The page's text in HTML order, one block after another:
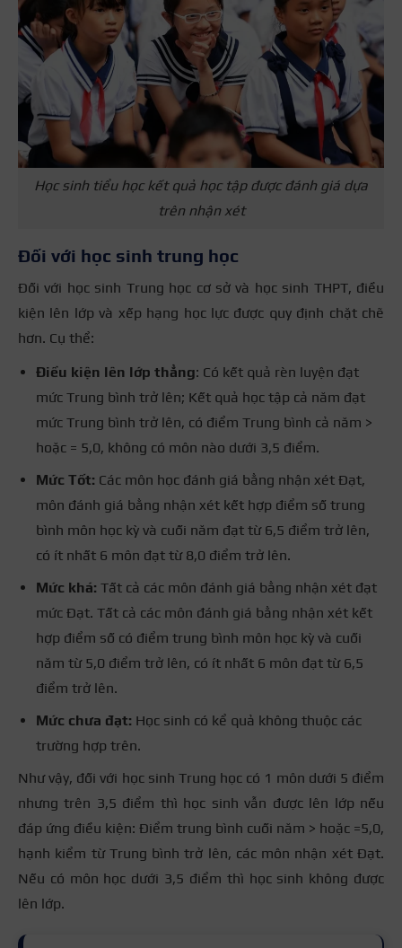
Học sinh tiểu học kết quả học tập được đánh giá dựa
trên nhận xét
Đối với học sinh trung học
Đối với học sinh Trung học cơ sở và học sinh THPT, điều
kiện lên lớp và xếp hạng học lực được quy định chặt chẽ
hơn. Cụ thể:
Điều kiện lên lớp thẳng: Có kết quả rèn luyện đạt
mức Trung bình trở lên; Kết quả học tập cả năm đạt
mức Trung bình trở lên, có điểm Trung bình cả năm >
hoặc = 5,0, không có môn nào dưới 3,5 điểm.
Mức Tốt: Các môn học đánh giá bằng nhận xét Đạt,
môn đánh giá bằng nhận xét kết hợp điểm số trung
bình môn học kỳ và cuối năm đạt từ 6,5 điểm trở lên,
có ít nhất 6 môn đạt từ 8,0 điểm trở lên.
Mức khá: Tất cả các môn đánh giá bằng nhận xét đạt
mức Đạt. Tất cả các môn đánh giá bằng nhận xét kết
hợp điểm số có điểm trung bình môn học kỳ và cuối
năm từ 5,0 điểm trở lên, có ít nhất 6 môn đạt từ 6,5
điểm trở lên.
Mức chưa đạt: Học sinh có kể quả không thuộc các
trường hợp trên.
Như vậy, đối với học sinh Trung học có 1 môn dưới 5 điểm
nhưng trên 3,5 điểm thì học sinh vẫn được lên lớp nếu
đáp ứng điều kiện: Điểm trung bình cuối năm > hoặc =5,0,
hạnh kiểm từ Trung bình trở lên, các môn nhận xét Đạt.
Nếu có môn học dưới 3,5 điểm thì học sinh không được
lên lớp.